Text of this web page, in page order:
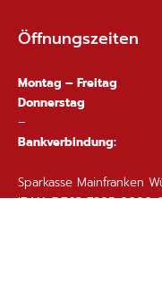
Öffnungszeiten
Montag – Freitag
Donnerstag
–
Bankverbindung:
Sparkasse Mainfranken
IBAN: DE63 7905 0000